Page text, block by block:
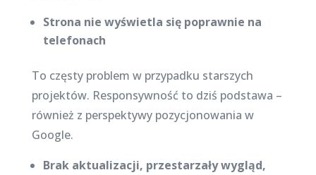
Strona nie wyświetla się poprawnie na
telefonach
To częsty problem w przypadku starszych
projektów. Responsywność to dziś podstawa –
również z perspektywy pozycjonowania w
Google.
Brak aktualizacji, przestarzały wygląd,